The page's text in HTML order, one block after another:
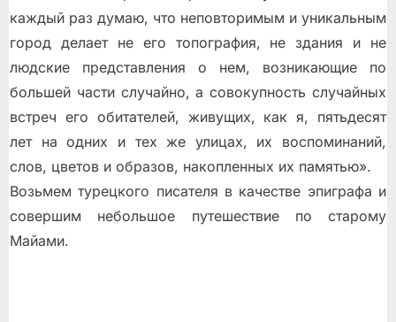
каждый раз думаю, что неповторимым и уникальным
город делает не его топография, не здания и не
людские представления о нем, возникающие по
большей части случайно, а совокупность случайных
встреч его обитателей, живущих, как я, пятьдесят
лет на одних и тех же улицах, их воспоминаний,
слов, цветов и образов, накопленных их памятью».
Возьмем турецкого писателя в качестве эпиграфа и
совершим небольшое путешествие по старому
Майами.